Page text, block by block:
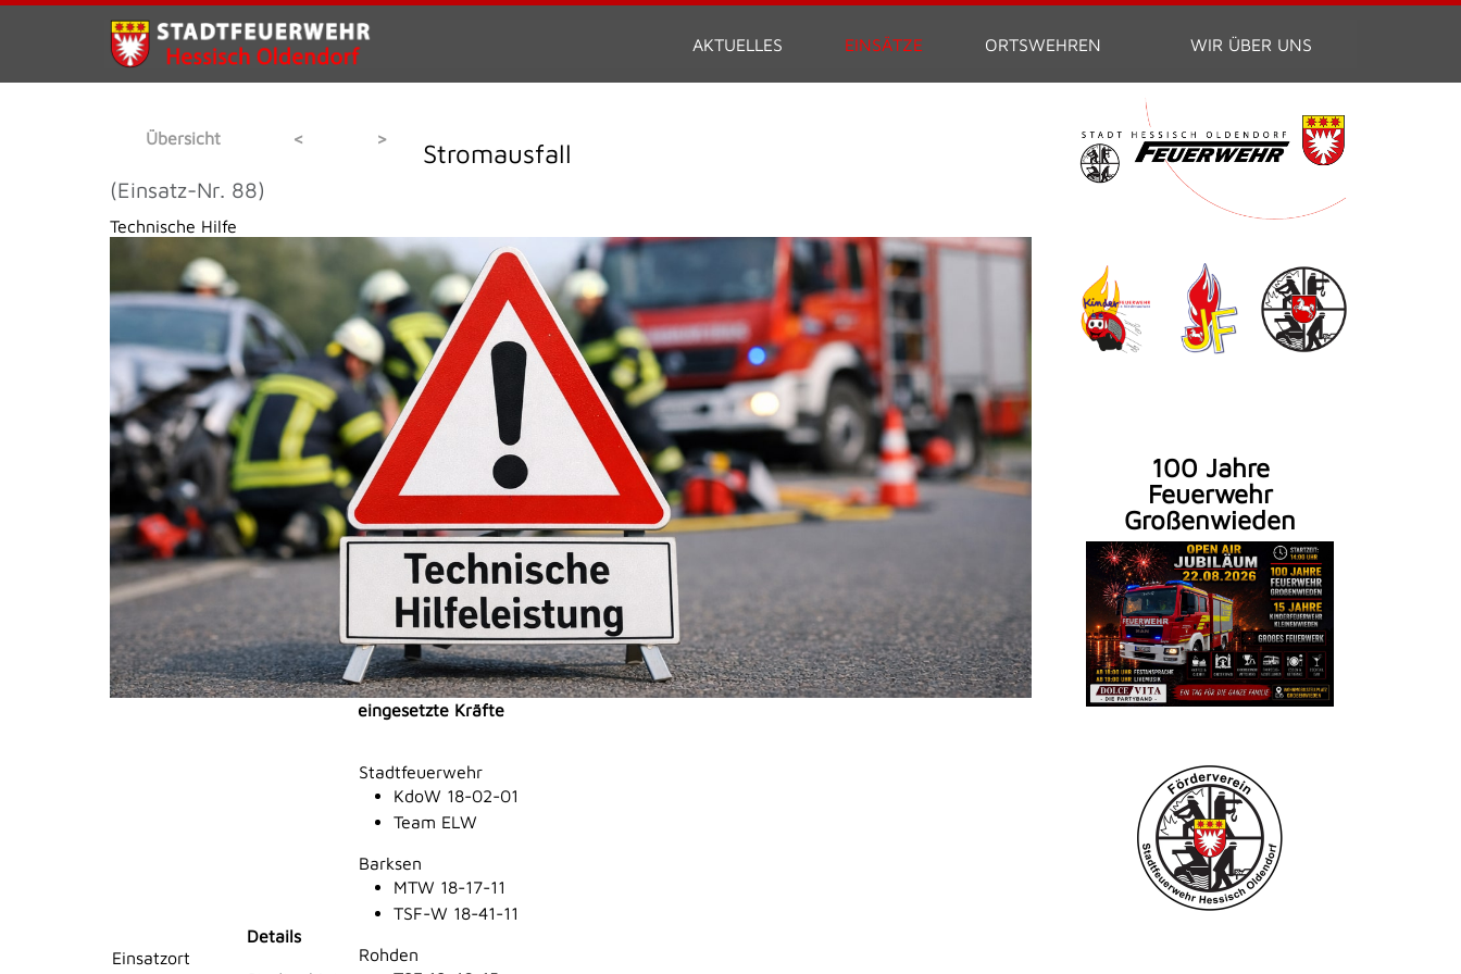
AKTUELLES EINSÄTZE ORTSWEHREN WIR ÜBER UNS
Übersicht < > Stromausfall
(Einsatz-Nr. 88)
Technische Hilfe
Einsatzort
Details
eingesetzte Kräfte
Stadtfeuerwehr
KdoW 18-02-01
Team ELW
Barksen
MTW 18-17-11
TSF-W 18-41-11
Rohden
100 Jahre
Feuerwehr
Großenwieden